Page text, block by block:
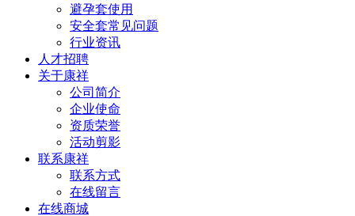
避孕套使用
安全套常见问题
行业资讯
人才招聘
关于康祥
公司简介
企业使命
资质荣誉
活动剪影
联系康祥
联系方式
在线留言
在线商城